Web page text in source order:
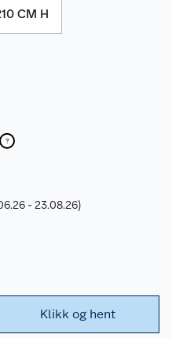
CM H
- 23.08.26)
Klikk og hent